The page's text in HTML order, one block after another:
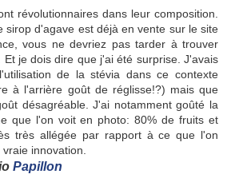
révolutionnaires dans leur composition.
sirop d'agave est déjà en vente sur le site
vous ne devriez pas tarder à trouver
je dois dire que j'ai été surprise. J'avais
de la stévia dans ce contexte
à l'arrière goût de réglisse!?) mais que
désagréable. J'ai notamment goûté la
que l'on voit en photo: 80% de fruits et
très allégée par rapport à ce que l'on
innovation.
Papillon